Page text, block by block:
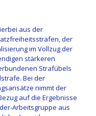
aus der
der
im Vollzug der
stärkeren
Strafübels
Bei der
nimmt der
auf die Ergebnisse
Arbeitsgruppe aus